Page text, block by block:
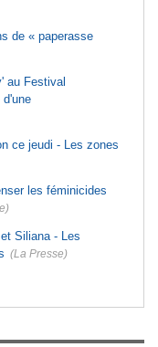
de « paperasse
au Festival
d'une
ce jeudi - Les zones
les féminicides
Siliana - Les
(La Presse)